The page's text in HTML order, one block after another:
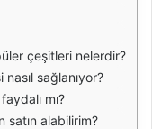
çeşitleri nelerdir?
sağlanıyor?
mı?
satın alabilirim?